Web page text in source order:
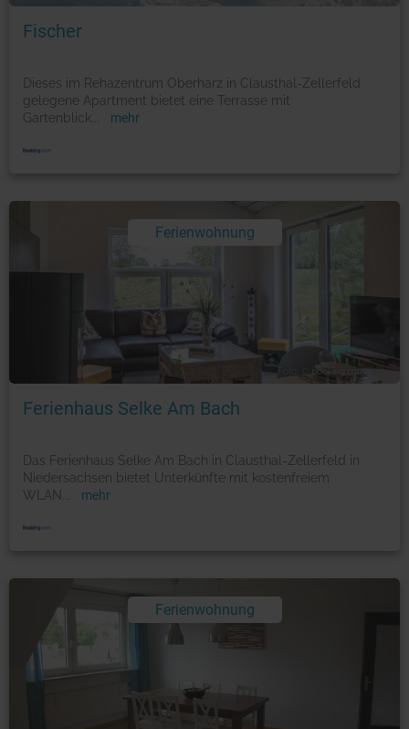
Fischer
Dieses im Rehazentrum Oberharz in Clausthal-Zellerfeld
gelegene Apartment bietet eine Terrasse mit
Gartenblick
mehr
Ferienwohnung
Foto: © booking.com
Ferienhaus Selke Am Bach
Das Ferienhaus Selke Am Bach in Clausthal-Zellerfeld in
Niedersachsen bietet Unterkünfte mit kostenfreiem
WLAN
mehr
Ferienwohnung